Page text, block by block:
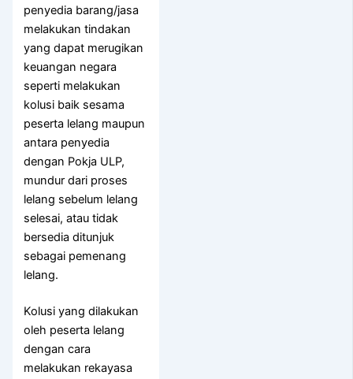
penyedia barang/jasa
melakukan tindakan
yang dapat merugikan
keuangan negara
seperti melakukan
kolusi baik sesama
peserta lelang maupun
antara penyedia
dengan Pokja ULP,
mundur dari proses
lelang sebelum lelang
selesai, atau tidak
bersedia ditunjuk
sebagai pemenang
lelang.
Kolusi yang dilakukan
oleh peserta lelang
dengan cara
melakukan rekayasa